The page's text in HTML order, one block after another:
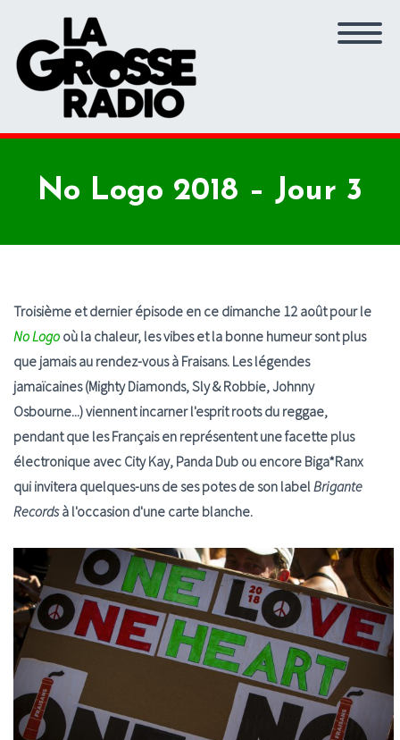
No Logo 2018 – Jour 3
Troisième et dernier épisode en ce dimanche 12 août pour le
No Logo où la chaleur, les vibes et la bonne humeur sont plus
que jamais au rendez-vous à Fraisans. Les légendes
jamaïcaines (Mighty Diamonds, Sly & Robbie, Johnny
Osbourne...) viennent incarner l'esprit roots du reggae,
pendant que les Français en représentent une facette plus
électronique avec City Kay, Panda Dub ou encore Biga*Ranx
qui invitera quelques-uns de ses potes de son labelBrigante
Recordsà l'occasion d'une carte blanche.